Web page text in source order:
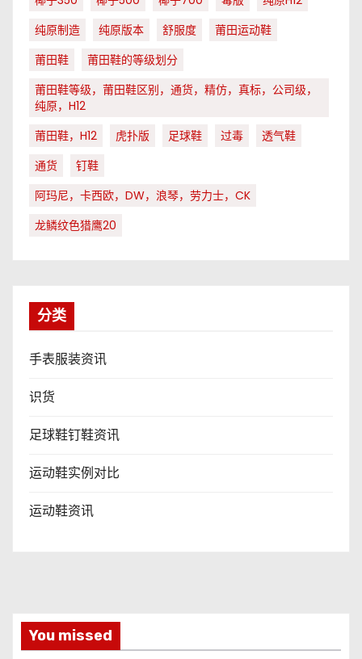
纯原制造
纯原版本 舒服度
莆田运动鞋
莆田鞋
莆田鞋的等级划分
莆田鞋等级，莆田鞋区别，通货，精仿，真标，公司级，
纯原，H12
莆田鞋，H12
虎扑版 足球鞋 过毒
透气鞋
通货
钉鞋
阿玛尼，卡西欧，DW，浪琴，劳力士，CK
龙鳞纹色猎鹰20
分类
手表服装资讯
识货
足球鞋钉鞋资讯
运动鞋实例对比
运动鞋资讯
You missed